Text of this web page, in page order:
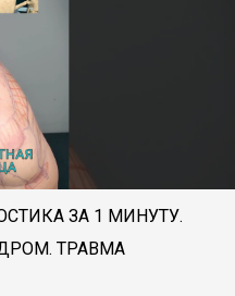
ЗА 1 МИНУТУ.
ТРАВМА